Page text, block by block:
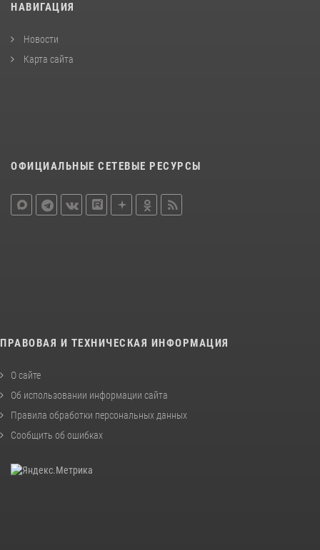
НАВИГАЦИЯ
Новости
Карта сайта
ОФИЦИАЛЬНЫЕ СЕТЕВЫЕ РЕСУРСЫ
ПРАВОВАЯ И ТЕХНИЧЕСКАЯ ИНФОРМАЦИЯ
О сайте
Об использовании информации сайта
Правила обработки персональных данных
Сообщить об ошибках